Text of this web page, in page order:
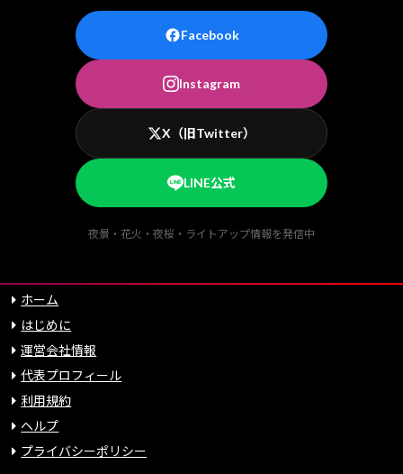
Facebook
Instagram
X（旧Twitter）
LINE公式
夜景・花火・夜桜・ライトアップ情報を発信中
ホーム
はじめに
運営会社情報
代表プロフィール
利用規約
ヘルプ
プライバシーポリシー